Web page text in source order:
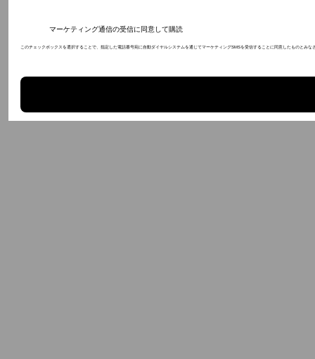
マーケティング通信の受信に同意して購読
このチェックボックスを選択することで、指定した電話番号宛に自動ダイヤルシステムを通じてマーケティングSMSを受信することに同意したものと